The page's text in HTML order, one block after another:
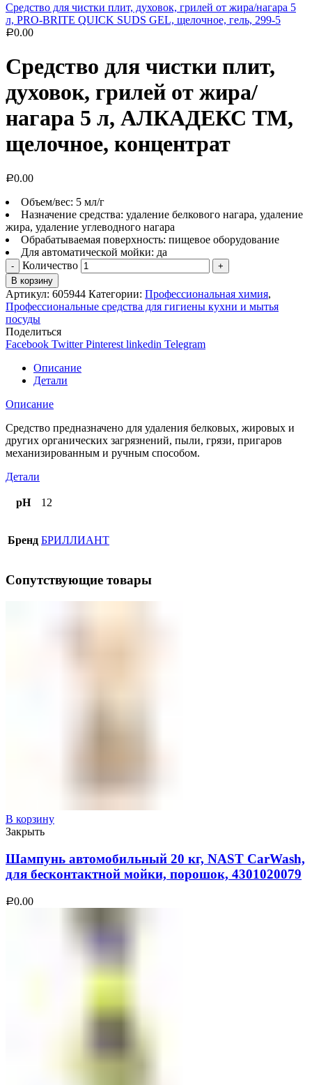
Средство для чистки плит, духовок, грилей от жира/нагара 5
л, PRO-BRITE QUICK SUDS GEL, щелочное, гель, 299-5
Р0.00
Средство для чистки плит,
духовок, грилей от жира/
нагара 5 л, АЛКАДЕКС ТМ,
щелочное, концентрат
Р0.00
Объем/вес: 5 мл/г
Назначение средства: удаление белкового нагара, удаление
жира, удаление углеводного нагара
Обрабатываемая поверхность: пищевое оборудование
Для автоматической мойки: да
Количество
В корзину
Артикул: 605944 Категории: Профессиональная химия,
Профессиональные средства для гигиены кухни и мытья
посуды
Поделиться
Facebook Twitter Pinterest linkedin Telegram
Описание
Детали
Описание
Средство предназначено для удаления белковых, жировых и
других органических загрязнений, пыли, грязи, пригаров
механизированным и ручным способом.
Детали
pH 12
Бренд БРИЛЛИАНТ
Сопутствующие товары
В корзину
Закрыть
Шампунь автомобильный 20 кг, NAST CarWash,
для бесконтактной мойки, порошок, 4301020079
Р0.00